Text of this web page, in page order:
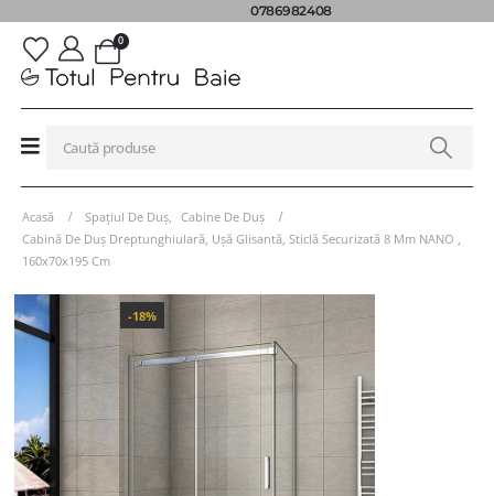
0786982408
0
Acasă Spațiul De Duș
Cabine De Duș
Cabină De Duș Dreptunghiulară, Ușă Glisantă, Sticlă Securizată 8 Mm NANO ,
160x70x195 Cm
-18%